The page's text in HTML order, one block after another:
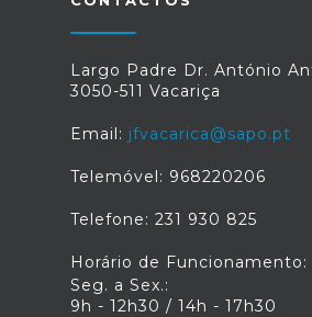
Largo Padre Dr. António
3050-511 Vacariça
Email: jfvacarica@sapo.pt
Telemóvel: 968220206
Telefone: 231 930 825
Horário de Funcionamento:
Seg. a Sex.:
9h - 12h30 / 14h - 17h30